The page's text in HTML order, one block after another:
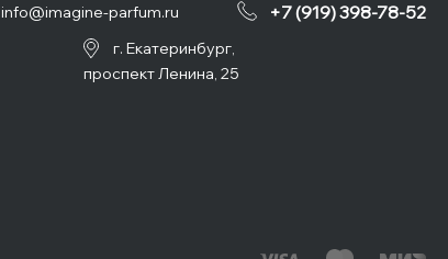
info@imagine-parfum.ru +7 (919) 398-78-52
г. Екатеринбург,
проспект Ленина, 25